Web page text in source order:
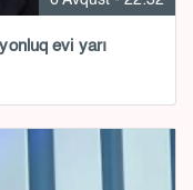
evi yarı